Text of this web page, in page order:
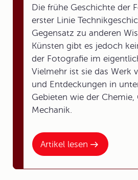
Artikel lesen
Die frühe Geschichte der
erster Linie
Gegensatz zu anderen
Künsten gibt es jedoch
der Fotografie im
Vielmehr ist sie das Werk
und Entdeckungen in
Gebieten wie der
Mechanik.